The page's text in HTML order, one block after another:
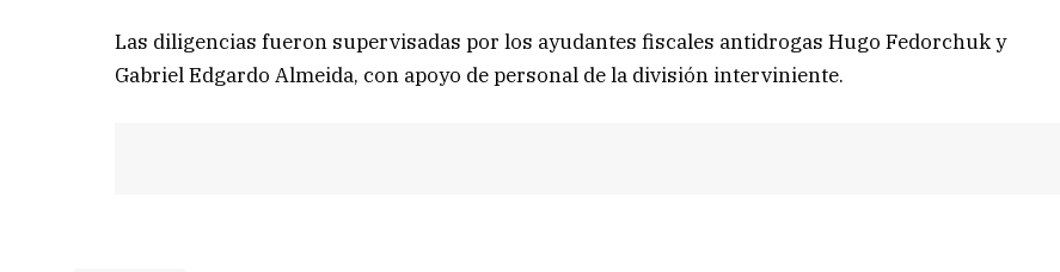
Las diligencias fueron supervisadas por los ayudantes fiscales antidrogas Hugo Fedorchuk y
Gabriel Edgardo Almeida, con apoyo de personal de la división interviniente.